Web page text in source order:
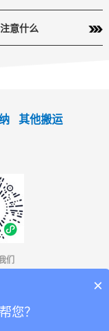
意什么
其他搬运
们
/欧小姐
×
您？